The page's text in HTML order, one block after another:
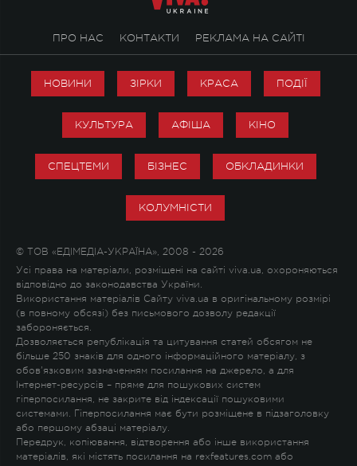
ПРО НАС КОНТАКТИ РЕКЛАМА НА САЙТІ
НОВИНИ ЗІРКИ КРАСА ПОДІЇ
КУЛЬТУРА АФІША КІНО
СПЕЦТЕМИ БІЗНЕС ОБКЛАДИНКИ
КОЛУМНІСТИ
© ТОВ «ЕДІМЕДІА-УКРАЇНА», 2008 - 2026
Усі права на матеріали, розміщені на сайті viva.ua, охороняються
відповідно до законодавства України.
Використання матеріалів Сайту viva.ua в оригінальному розмірі
(в повному обсязі) без письмового дозволу редакції
забороняється.
Дозволяється републікація та цитування статей обсягом не
більше 250 знаків для одного інформаційного матеріалу, з
обов'язковим зазначенням посилання на джерело, а для
Інтернет-ресурсів – пряме для пошукових систем
гіперпосилання, не закрите від індексації пошуковими
системами. Гіперпосилання має бути розміщене в підзаголовку
або першому абзаці матеріалу.
Передрук, копіювання, відтворення або інше використання
матеріалів, які містять посилання на rexfeatures.com або